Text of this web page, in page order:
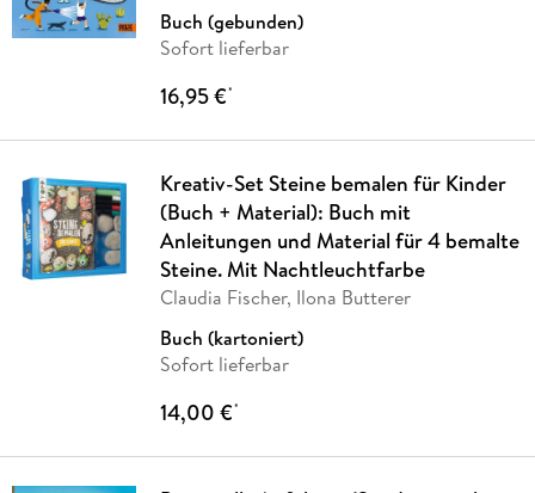
Buch (gebunden)
Sofort lieferbar
16,95 €*
Kreativ-Set Steine bemalen für Kinder
(Buch + Material): Buch mit
Anleitungen und Material für 4 bemalte
Steine. Mit Nachtleuchtfarbe
Claudia Fischer, Ilona Butterer
Buch (kartoniert)
Sofort lieferbar
14,00 €*